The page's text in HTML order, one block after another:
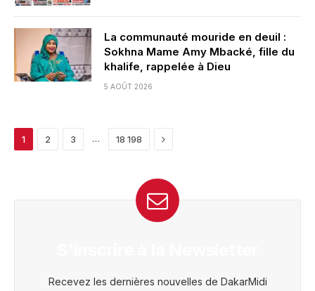
La communauté mouride en deuil :
Sokhna Mame Amy Mbacké, fille du
khalife, rappelée à Dieu
5 AOÛT 2026
1 2 3 … 18 198 Next
Recevez les dernières nouvelles de DakarMidi